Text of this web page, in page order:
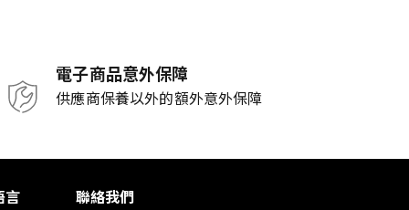
電子商品意外保障
供應商保養以外的額外意外保障
言 聯絡我們